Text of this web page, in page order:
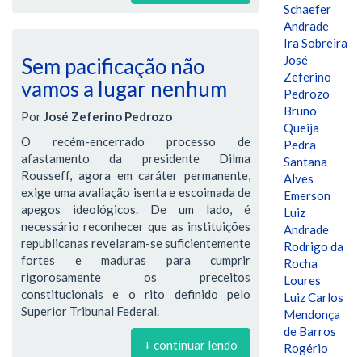
Sem pacificação não
vamos a lugar nenhum
PorJosé Zeferino Pedrozo
O recém-encerrado processo de
afastamento da presidente Dilma
Rousseff, agora em caráter permanente,
exige uma avaliação isenta e escoimada de
apegos ideológicos. De um lado, é
necessário reconhecer que as instituições
republicanas revelaram-se suficientemente
fortes e maduras para cumprir
rigorosamente os preceitos
constitucionais e o rito definido pelo
Superior Tribunal Federal.
+ continuar lendo
Schaefer
Andrade
Ira Sobreira
José
Zeferino
Pedrozo
Bruno
Queija
Pedra
Santana
Alves
Emerson
Luiz
Andrade
Rodrigo da
Rocha
Loures
Luiz Carlos
Mendonça
de Barros
Rogério